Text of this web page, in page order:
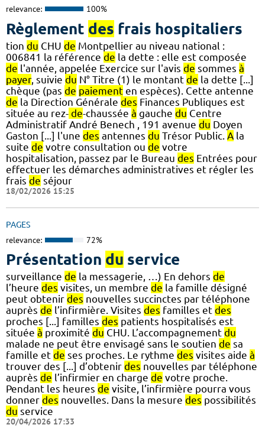
relevance: 100%
Règlement des frais hospitaliers
tion du CHU de Montpellier au niveau national :
006841 la référence de la dette : elle est composée
de l'année, appelée Exercice sur l'avis de sommes à
payer, suivie du N° Titre (1) le montant de la dette [...]
chèque (pas de paiement en espèces). Cette antenne
de la Direction Générale des Finances Publiques est
située au rez- de-chaussée à gauche du Centre
Administratif André Benech , 191 avenue du Doyen
Gaston [...] l'une des antennes du Trésor Public. A la
suite de votre consultation ou de votre
hospitalisation, passez par le Bureau des Entrées pour
effectuer les démarches administratives et régler les
frais de séjour
18/02/2026 15:25
PAGES
relevance: 72%
Présentation du service
surveillance de la messagerie, …) En dehors de
l’heure des visites, un membre de la famille désigné
peut obtenir des nouvelles succinctes par téléphone
auprès de l’infirmière. Visites des familles et des
proches [...] familles des patients hospitalisés est
située à proximité du CHU. L’accompagnement du
malade ne peut être envisagé sans le soutien de sa
famille et de ses proches. Le rythme des visites aide à
trouver des [...] d’obtenir des nouvelles par téléphone
auprès de l’infirmier en charge de votre proche.
Pendant les heures de visite, l’infirmière pourra vous
donner des nouvelles. Dans la mesure des possibilités
du service
20/04/2026 17:33